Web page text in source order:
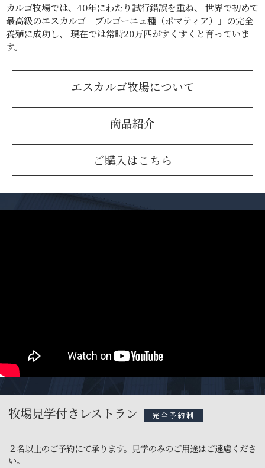
カルゴ牧場では、40年にわたり試行錯誤を重ね、
世界で初めて
最高級のエスカルゴ「ブルゴーニュ種（ポマティア）」の完全
養殖に成功し、
現在では常時20万匹がすくすくと育っていま
す。
エスカルゴ牧場について
商品紹介
ご購入はこちら
牧場見学付きレストラン 完全予約制
２名以上のご予約にて承ります。見学のみのご用途はご遠慮くださ
い。